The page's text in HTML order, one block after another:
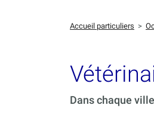
Accueil particuliers >
Dans chaque